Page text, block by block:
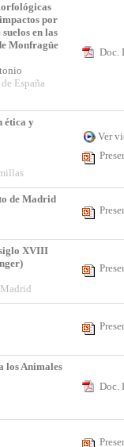
por
en las
Monfragüe
España
Doc.
ética y
Ver
de Madrid
XVIII
los Animales
Doc.